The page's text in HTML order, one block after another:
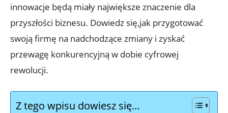
innowacje będą miały największe znaczenie dla
przyszłości biznesu. Dowiedz się,jak przygotować
swoją firmę na nadchodzące zmiany i zyskać
przewagę konkurencyjną w dobie cyfrowej
rewolucji.
Z tego wpisu dowiesz się…